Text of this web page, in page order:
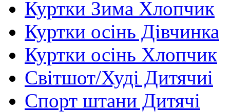
Куртки Зима Хлопчик
Куртки осінь Дівчинка
Куртки осінь Хлопчик
Світшот/Худі Дитячиі
Спорт штани Дитячі